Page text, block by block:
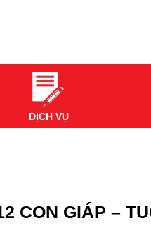
DỊCH VỤ
CON GIÁP –